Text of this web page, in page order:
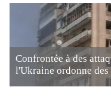
Confrontée à des
l'Ukraine ordonne